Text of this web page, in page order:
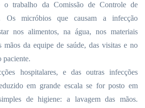
o trabalho da Comissão de Controle de
Os micróbios que causam a infecção
nos alimentos, na água, nos materiais
mãos da equipe de saúde, das visitas e no
paciente.
hospitalares, e das outras infecções
em grande escala se for posto em
de higiene: a lavagem das mãos.